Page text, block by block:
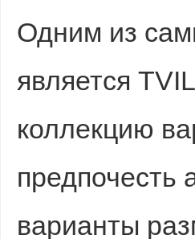
Одним из
является
коллекцию
предпочесть
варианты